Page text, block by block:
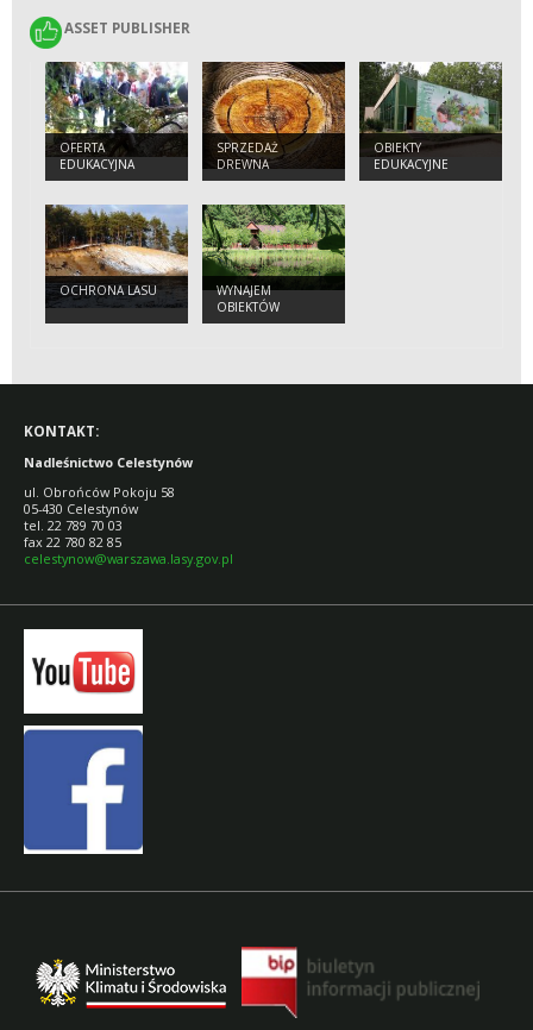
ASSET PUBLISHER
ASSET PUBLISHER
OFERTA
EDUKACYJNA
SPRZEDAŻ
DREWNA
OBIEKTY
EDUKACYJNE
OCHRONA LASU
WYNAJEM
OBIEKTÓW
KONTAKT:
Nadleśnictwo Celestynów
ul. Obrońców Pokoju 58
05-430 Celestynów
tel. 22 789 70 03
fax 22 780 82 85
celestynow@warszawa.lasy.gov.pl